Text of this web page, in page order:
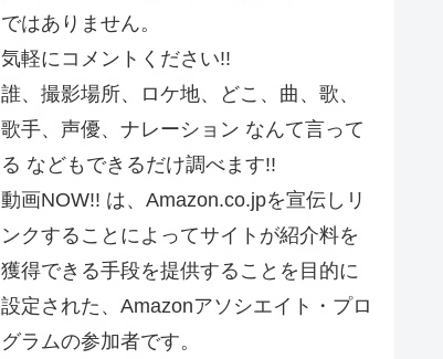
ではありません。
気軽にコメントください!!
誰、撮影場所、ロケ地、どこ、曲、歌、
歌手、声優、ナレーション なんて言って
る などもできるだけ調べます!!
動画NOW!! は、Amazon.co.jpを宣伝しリ
ンクすることによってサイトが紹介料を
獲得できる手段を提供することを目的に
設定された、Amazonアソシエイト・プロ
グラムの参加者です。